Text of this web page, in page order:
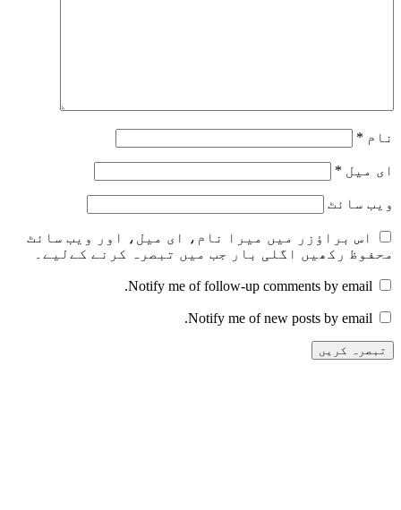
نام *
ای میل *
ویب‌ سائٹ
اس براؤزر میں میرا نام، ای میل، اور ویب سائٹ
محفوظ رکھیں اگلی بار جب میں تبصرہ کرنے کےلیے۔
Notify me of follow-up comments by email.
Notify me of new posts by email.